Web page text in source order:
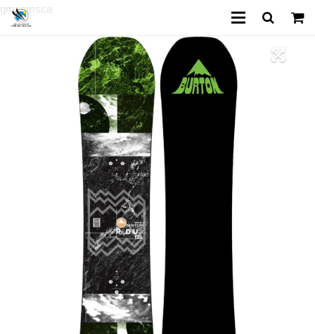
Reserves Classes
Reserves Lloguer
Lloguer de material
Parc Cims Aventura
gmsgmsca